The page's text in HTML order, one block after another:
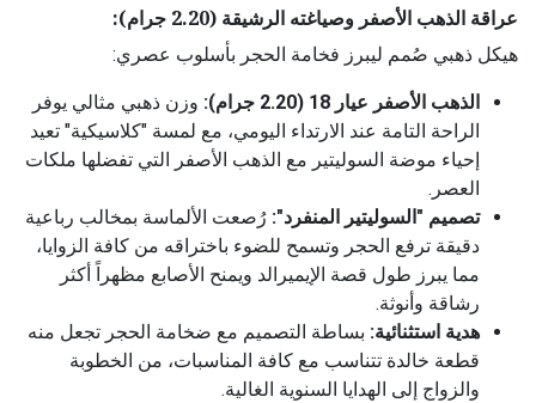
عراقة الذهب الأصفر وصياغته الرشيقة (2.20 جرام):
هيكل ذهبي صُمم ليبرز فخامة الحجر بأسلوب عصري:
الذهب الأصفر عيار 18 (2.20 جرام):
وزن ذهبي مثالي يوفر
الراحة التامة عند الارتداء اليومي، مع لمسة "كلاسيكية" تعيد
إحياء موضة السوليتير مع الذهب الأصفر التي تفضلها ملكات
العصر.
تصميم "السوليتير المنفرد": رُصعت الألماسة بمخالب رباعية
دقيقة ترفع الحجر وتسمح للضوء باختراقه من كافة الزوايا،
مما يبرز طول قصة الإيميرالد ويمنح الأصابع مظهراً أكثر
رشاقة وأنوثة.
هدية استثنائية: بساطة التصميم مع ضخامة الحجر تجعل منه
قطعة خالدة تتناسب مع كافة المناسبات، من الخطوبة
والزواج إلى الهدايا السنوية الغالية.